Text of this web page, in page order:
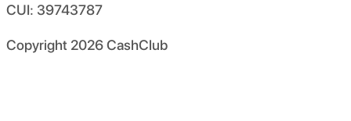
CUI: 39743787
Copyright 2026CashClub